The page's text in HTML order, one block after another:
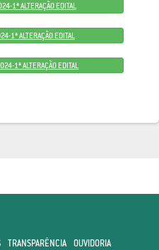
1ª ALTERAÇÃO EDITAL
1ª ALTERAÇÃO EDITAL
1ª ALTERAÇÃO EDITAL
TRANSPARÊNCIA OUVIDORIA